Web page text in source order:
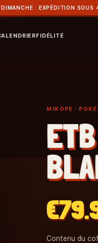
· EXPÉDITION SOUS
FIDÉLITÉ
MIKOPE ·
Contenu du